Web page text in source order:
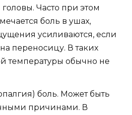
Часто при этом
боль в ушах,
усиливаются, если
переносицу. В таких
температуры обычно не
боль. Может быть
причинами. В